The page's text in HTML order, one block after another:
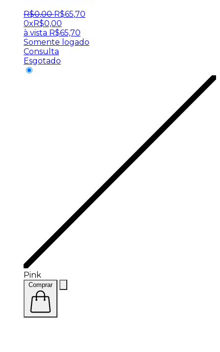
R$0,00 R$65,70
0xR$0,00
à vista R$65,70
Somente logado
Consulta
Esgotado
Pink
Comprar